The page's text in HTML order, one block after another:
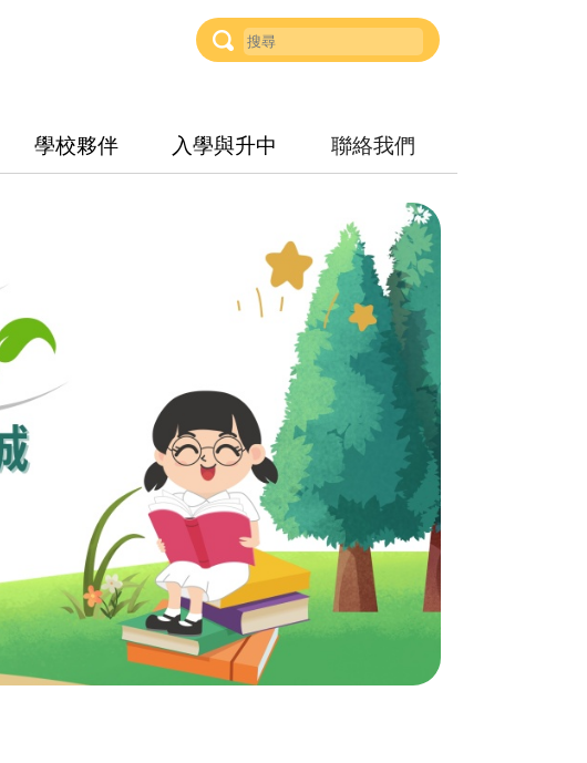
學校夥伴 入學與升中 聯絡我們